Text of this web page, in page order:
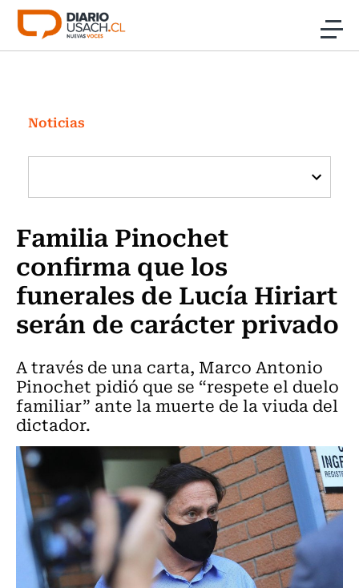
Click acá para ir directamente al contenido
Investigación
Cultura
Programas Radio y TV Usach
Noticias
Familia Pinochet
confirma que los
funerales de Lucía Hiriart
serán de carácter privado
A través de una carta, Marco Antonio
Pinochet pidió que se “respete el duelo
familiar” ante la muerte de la viuda del
dictador.